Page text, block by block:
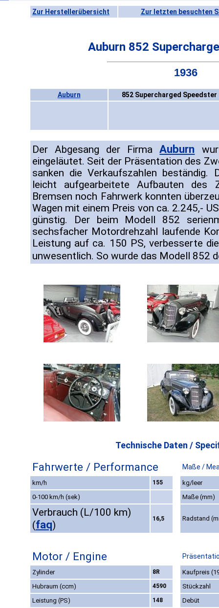
Zur Herstellerübersicht Zur letzten besuchten
Auburn 852
1936
Auburn 852 Supercharged Speedster
Der Abgesang der FirmaAuburn
eingeläutet. Seit der Präsentation des
sanken die Verkaufszahlen beständig.
leicht aufgearbeitete Aufbauten des
Bremsen noch Fahrwerk konnten
Wagen mit einem Preis von ca. 2.245,-
günstig. Der beim Modell 852
sechsfacher Motordrehzahl laufende
Leistung auf ca. 150 PS, verbesserte
unwesentlich. So wurde das Modell 852
Technische Daten /
Fahrwerte / Performance Maße /
km/h 155
kg/leer
0-100 km/h (sek)
Maße (mm)
Verbrauch (L/100 km)
(faq)
16,5 Radstand
Motor / Engine
Zylinder 8R
Kaufpreis
Hubraum (ccm)
4590
Stückzahl
Leistung (PS)
148 Debüt